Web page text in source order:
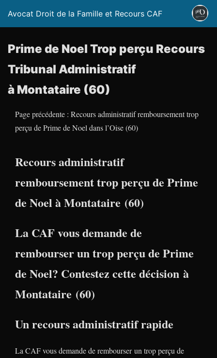
Avocat Droit de la Famille et Recours CAF
Prime de Noel Trop perçu Recours
Tribunal Administratif
à Montataire (60)
Page précédente : Recours administratif remboursement trop
perçu de Prime de Noel dans l’Oise (60)
Recours administratif
remboursement trop perçu de Prime
de Noel à Montataire (60)
La CAF vous demande de
rembourser un trop perçu de Prime
de Noel? Contestez cette décision à
Montataire (60)
Un recours administratif rapide
La CAF vous demande de rembourser un trop perçu de